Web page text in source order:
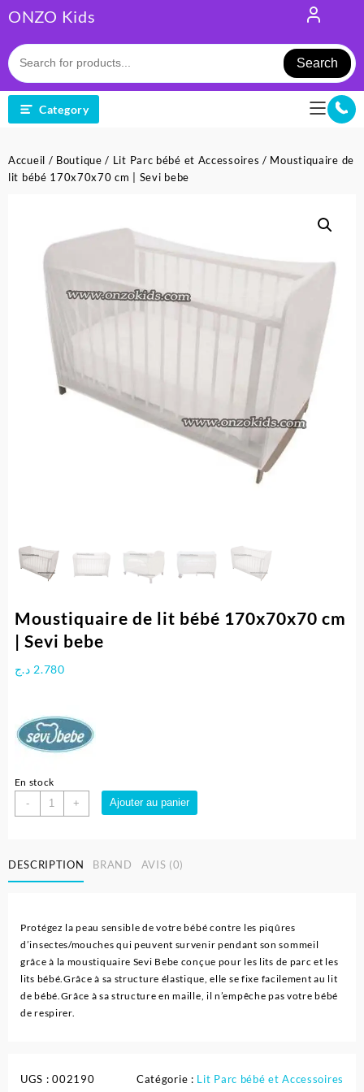
to
content
ONZO Kids
Search
Category
Accueil / Boutique / Lit Parc bébé et Accessoires / Moustiquaire de
lit bébé 170x70x70 cm | Sevi bebe
Moustiquaire de lit bébé 170x70x70 cm
| Sevi bebe
2.780 د.ج
En stock
-
quantité
de
lit
bébé
|
Sevi
bebe
+ Ajouter au panier
DESCRIPTION BRAND AVIS (0)
Protégez la peau sensible de votre bébé contre les piqûres
d’insectes/mouches qui peuvent survenir pendant son sommeil
grâce à la moustiquaire Sevi Bebe conçue pour les lits de parc et les
lits bébé.Grâce à sa structure élastique, elle se fixe facilement au lit
de bébé.Grâce à sa structure en maille, il n’empêche pas votre bébé
de respirer.
UGS :002190 Catégorie : Lit Parc bébé et Accessoires